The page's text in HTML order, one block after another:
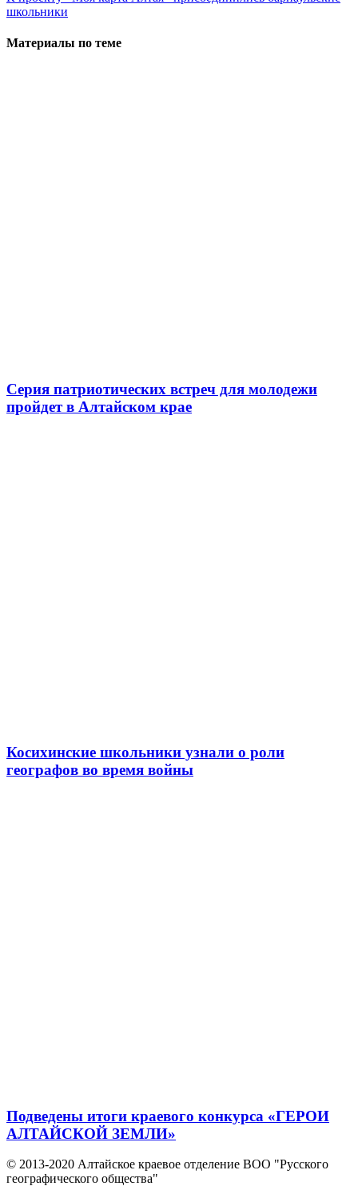
школьники
Материалы по теме
Серия патриотических встреч для молодежи
пройдет в Алтайском крае
Косихинские школьники узнали о роли
географов во время войны
Подведены итоги краевого конкурса «ГЕРОИ
АЛТАЙСКОЙ ЗЕМЛИ»
© 2013-2020 Алтайское краевое отделение BOO "Русского
географического общества"